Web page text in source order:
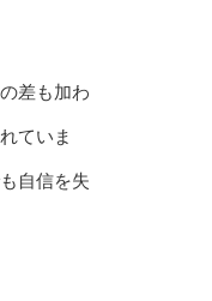
差も加わ
ていま
自信を失